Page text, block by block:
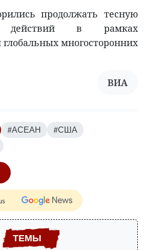
продолжать тесную
действий в рамках
многосторонних
ВИА
#АСЕАН
#США